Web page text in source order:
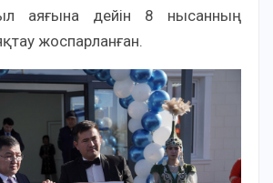
аяғына дейін 8 нысанның
жоспарланған.